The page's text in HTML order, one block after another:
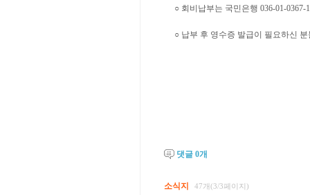
○ 회비납부는 국민은행 036-01-
○ 납부 후 영수증 발급이 필요하신
댓글 0개
소식지 47개(3/3페이지)